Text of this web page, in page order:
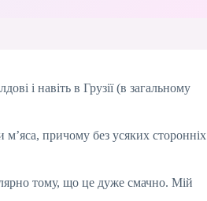
і навіть в Грузії (в загальному
причому без усяких сторонніх
тому, що це дуже смачно. Мій